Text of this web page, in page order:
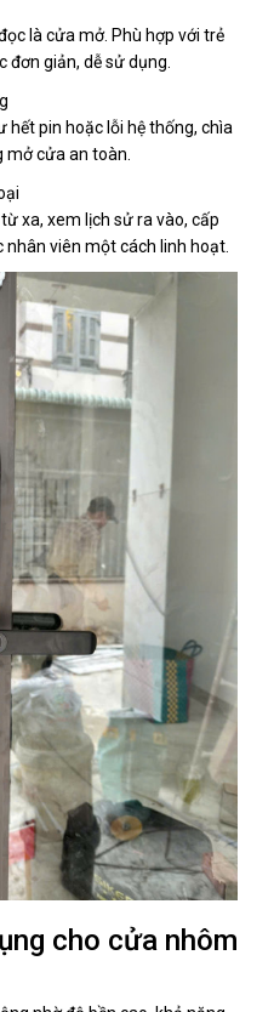
là cửa mở. Phù hợp với trẻ
đơn giản, dễ sử dụng.
pin hoặc lỗi hệ thống, chìa
mở cửa an toàn.
xa, xem lịch sử ra vào, cấp
viên một cách linh hoạt.
cho cửa nhôm